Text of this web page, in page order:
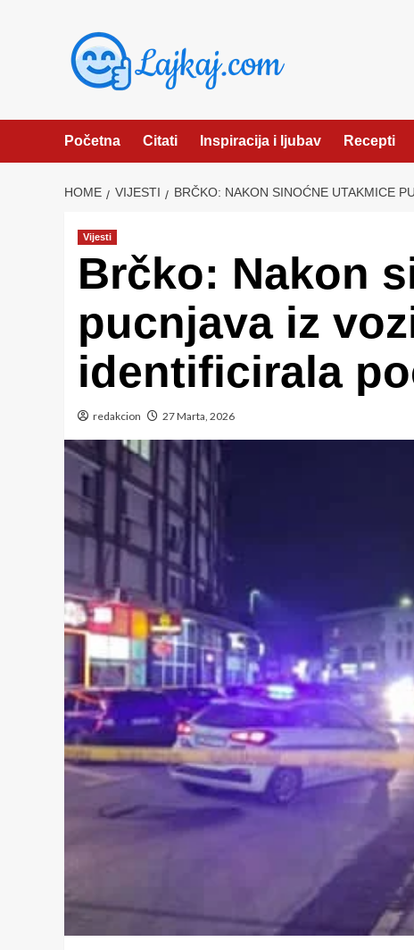
Početna Citati Inspiracija i ljubav Recepti
HOME VIJESTI BRČKO: NAKON SINOĆNE UTAKMICE
Vijesti
Brčko: Nakon
pucnjava iz
identificirala
redakcion 27 Marta, 2026